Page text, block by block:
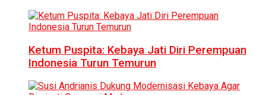
Ketum Puspita: Kebaya Jati Diri Perempuan
Indonesia Turun Temurun